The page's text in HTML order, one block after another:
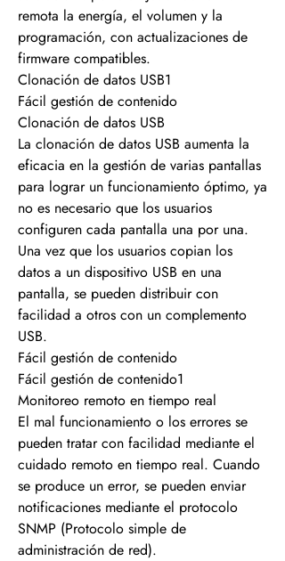
remota la energía, el volumen y la
programación, con actualizaciones de
firmware compatibles.
Clonación de datos USB1
Fácil gestión de contenido
Clonación de datos USB
La clonación de datos USB aumenta la
eficacia en la gestión de varias pantallas
para lograr un funcionamiento óptimo, ya
no es necesario que los usuarios
configuren cada pantalla una por una.
Una vez que los usuarios copian los
datos a un dispositivo USB en una
pantalla, se pueden distribuir con
facilidad a otros con un complemento
USB.
Fácil gestión de contenido
Fácil gestión de contenido1
Monitoreo remoto en tiempo real
El mal funcionamiento o los errores se
pueden tratar con facilidad mediante el
cuidado remoto en tiempo real. Cuando
se produce un error, se pueden enviar
notificaciones mediante el protocolo
SNMP (Protocolo simple de
administración de red).